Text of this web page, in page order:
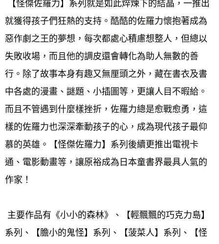
就獲得孩子們狂熱的支持。酷酷的佐羅力懷抱著成為
惡作劇之王的夢想，每次都處心積慮想整人，但總以
失敗收場，而且他的調皮還會轉化為助人無數的善
行。除了故事本身有趣又無厘頭之外，藏在書衣及書
中各處的漫畫、謎題、小插圖等，更讓人目不暇給。
而且不管遇到什麼樣挫折，佐羅力總是愈戰愈勇，這
樣的佐羅力也深深牽動孩子的心，成為現代孩子最仰
慕的英雄。【怪傑佐羅力】系列後續更推出電視卡
通、電影動畫等，讓原裕成為日本童書界最具人氣的
系列、【膽小的鬼怪】系列、【菠菜人】系列、【怪